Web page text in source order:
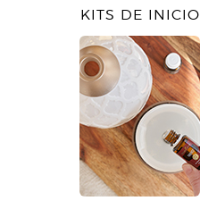
KITS DE INICIO